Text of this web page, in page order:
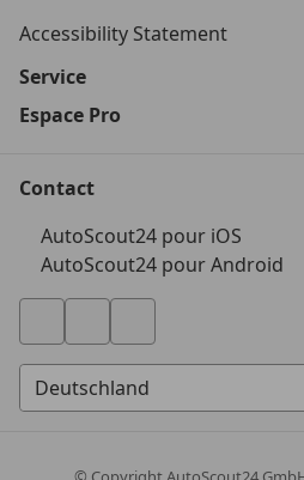
Accessibility Statement
Service
Espace Pro
Contact
AutoScout24 pour iOS
AutoScout24 pour Android